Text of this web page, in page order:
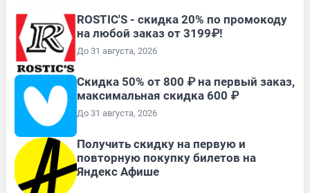
ROSTIC'S - скидка 20% по промокоду
на любой заказ от 3199₽!
До 31 августа, 2026
Скидка 50% от 800 ₽ на первый заказ,
максимальная скидка 600 ₽
До 31 августа, 2026
Получить скидку на первую и
повторную покупку билетов на
Яндекс Афише